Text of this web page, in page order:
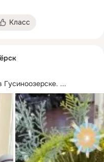
Класс
...